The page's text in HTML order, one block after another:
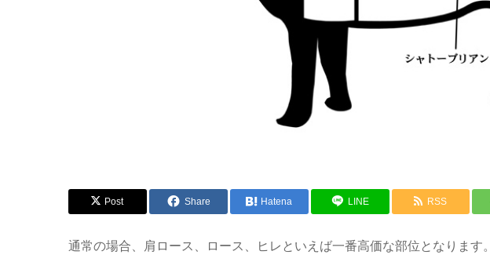
Post Share Hatena LINE RSS
通常の場合、肩ロース、ロース、ヒレといえば一番高価な部位となります。